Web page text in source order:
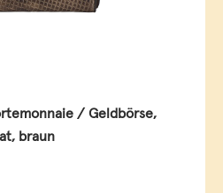
/ Geldbörse,
braun